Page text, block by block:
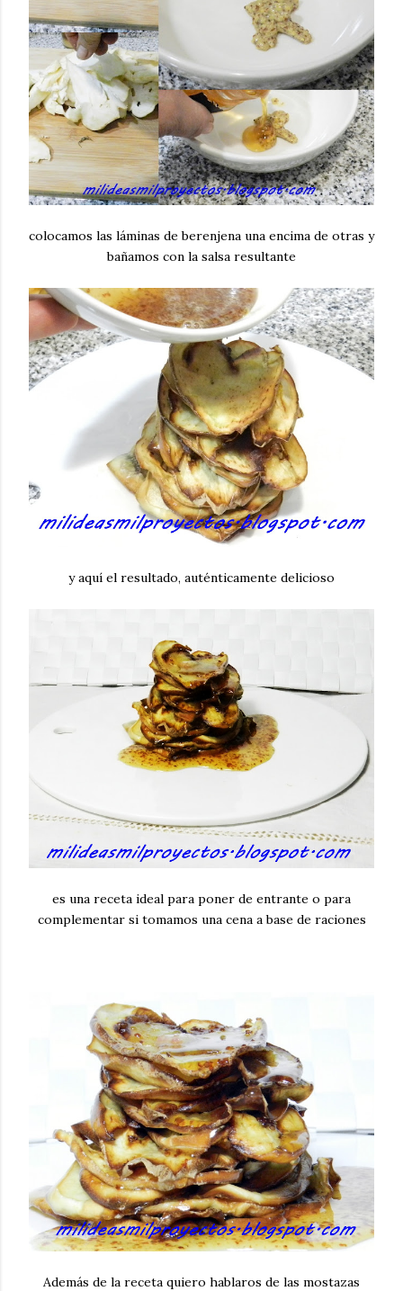
colocamos las láminas de berenjena una encima de otras y
bañamos con la salsa resultante
y aquí el resultado, auténticamente delicioso
es una receta ideal para poner de entrante o para
complementar si tomamos una cena a base de raciones
Además de la receta quiero hablaros de las mostazas